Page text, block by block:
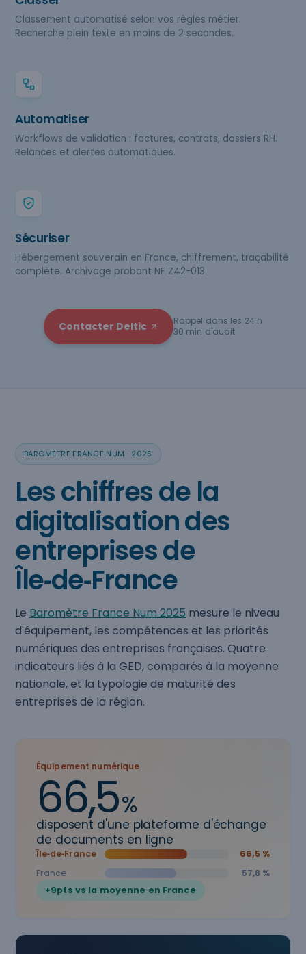
Classement automatisé selon vos règles métier.
Recherche plein texte en moins de 2 secondes.
Automatiser
Workflows de validation : factures, contrats, dossiers RH.
Relances et alertes automatiques.
Sécuriser
Hébergement souverain en France, chiffrement, traçabilité
complète. Archivage probant NF Z42-013.
Contacter Deltic
Rappel dans les 24 h
30 min d'audit
BAROMÈTRE FRANCE NUM · 2025
Les chiffres de la
digitalisation des
entreprises de
Île‑de‑France
Le Baromètre France Num 2025 mesure le niveau
d'équipement, les compétences et les priorités
numériques des entreprises françaises. Quatre
indicateurs liés à la GED, comparés à la moyenne
nationale, et la typologie de maturité des
entreprises de la région.
Équipement numérique
66,5%
disposent d'une plateforme d'échange
de documents en ligne
Île‑de‑France
66,5 %
France
57,8 %
+9pts vs la moyenne en France